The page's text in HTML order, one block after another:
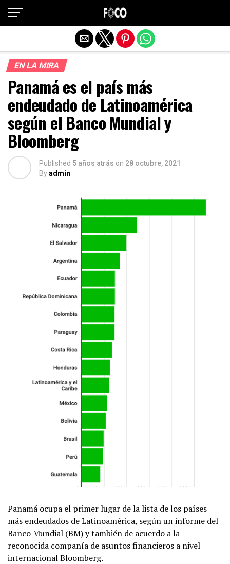
EN LA MIRA
Panamá es el país más
endeudado de Latinoamérica
según el Banco Mundial y
Bloomberg
Published 5 años atrás on 28 octubre, 2021
Byadmin
Panamá ocupa el primer lugar de la lista de los países
más endeudados de Latinoamérica, según un informe del
Banco Mundial (BM) y también de acuerdo a la
reconocida compañía de asuntos financieros a nivel
internacional Bloomberg.
Salir de la versión móvil